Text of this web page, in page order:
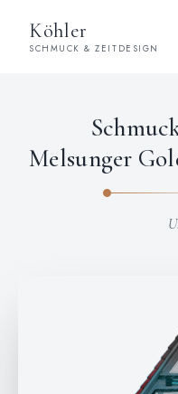
Köhler
SCHMUCK & ZEITDESIGN
Melsunger